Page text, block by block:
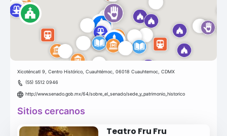
Xicoténcatl 9, Centro Histórico, Cuauhtémoc, 06018 Cuauhtemoc, CDMX
(55) 5512 0946
http://www.senado.gob.mx/64/sobre_el_senado/sede_y_patrimonio_historico
Sitios cercanos
Teatro Fru Fru